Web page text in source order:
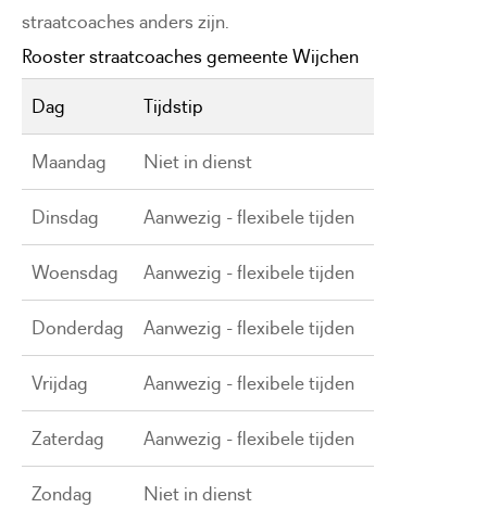
straatcoaches anders zijn.
Rooster straatcoaches gemeente Wijchen
Dag Tijdstip
Maandag Niet in dienst
Dinsdag Aanwezig - flexibele tijden
Woensdag Aanwezig - flexibele tijden
Donderdag Aanwezig - flexibele tijden
Vrijdag Aanwezig - flexibele tijden
Zaterdag Aanwezig - flexibele tijden
Zondag Niet in dienst